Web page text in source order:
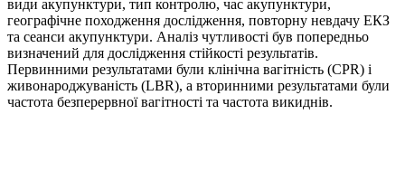
види акупунктури, тип контролю, час акупунктури,
географічне походження дослідження, повторну невдачу ЕКЗ
та сеанси акупунктури. Аналіз чутливості був попередньо
визначений для дослідження стійкості результатів.
Первинними результатами були клінічна вагітність (CPR) і
живонароджуваність (LBR), а вторинними результатами були
частота безперервної вагітності та частота викиднів.